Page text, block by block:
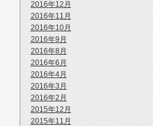
2016年12月
2016年11月
2016年10月
2016年9月
2016年8月
2016年6月
2016年4月
2016年3月
2016年2月
2015年12月
2015年11月